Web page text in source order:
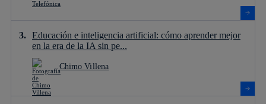
Educación e inteligencia artificial: cómo aprender mejor
en la era de la IA sin pe...
Chimo Villena